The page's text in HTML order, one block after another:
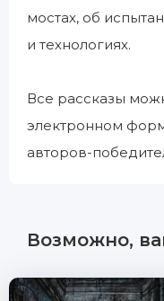
мостах, об
и технологиях.
Все рассказы
электронном
авторов-
Возможно,